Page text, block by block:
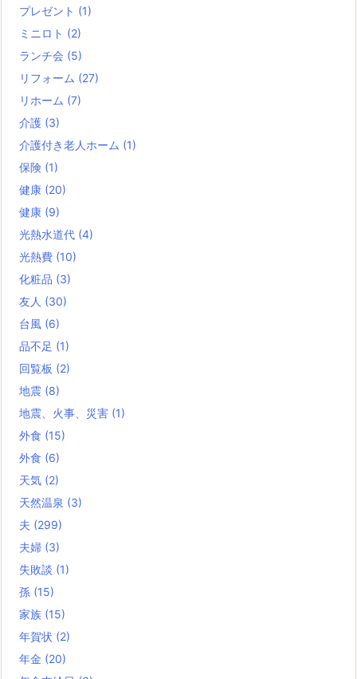
プレゼント (1)
ミニロト (2)
ランチ会 (5)
リフォーム (27)
リホーム (7)
介護 (3)
介護付き老人ホーム (1)
保険 (1)
健康 (20)
健康 (9)
光熱水道代 (4)
光熱費 (10)
化粧品 (3)
友人 (30)
台風 (6)
品不足 (1)
回覧板 (2)
地震 (8)
地震、火事、災害 (1)
外食 (15)
外食 (6)
天気 (2)
天然温泉 (3)
夫 (299)
夫婦 (3)
失敗談 (1)
孫 (15)
家族 (15)
年賀状 (2)
年金 (20)